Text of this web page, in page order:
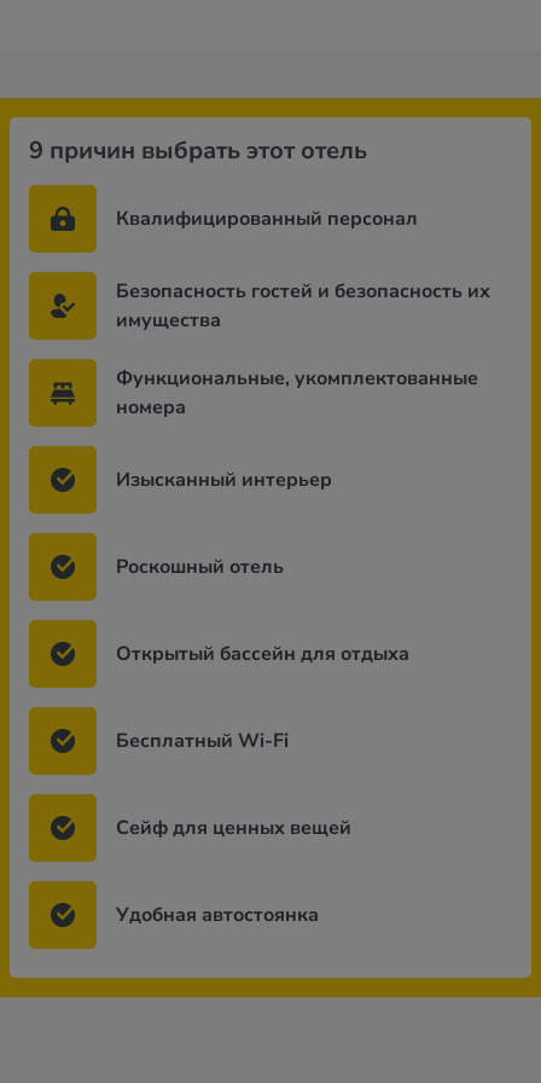
9 причин выбрать этот отель
Квалифицированный персонал
Безопасность гостей и безопасность их
имущества
Функциональные, укомплектованные
номера
Изысканный интерьер
Роскошный отель
Открытый бассейн для отдыха
Бесплатный Wi-Fi
Сейф для ценных вещей
Удобная автостоянка